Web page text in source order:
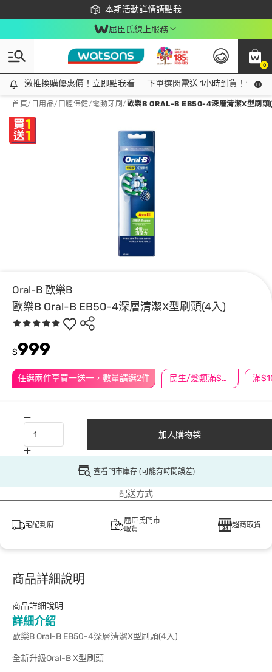
本期活動詳情請點我
下載app最高回饋$350
屈臣氏線上服務
0
激推換購優惠價！立即點我看
激推換購優惠價！立即點我看 下單選閃電送 1小時到貨！領神
首頁/ 日用品/ 口腔保健/電動牙刷 / 歐樂B ORAL-B EB50-4深層清潔X型刷
Oral-B 歐樂B
歐樂B Oral-B EB50-4深層清潔X型刷頭(4入)
任選兩件享買一送一，數量請選2件 民生/髮類滿$388送舒潔冰巾
$999
加入購物袋
查看門市庫存 (可能有時間誤差)
配送方式
宅配到府
屈臣氏門市
取貨
超商取貨
商品詳細說明
商品詳細說明
詳細介紹
歐樂B Oral-B EB50-4深層清潔X型刷頭(4入)
全新升級Oral-B X型刷頭